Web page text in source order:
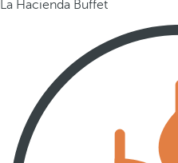
La Hacienda Buffet